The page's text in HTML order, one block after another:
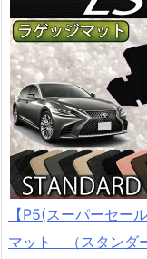
【P5(スーパーセ
マット （スタン